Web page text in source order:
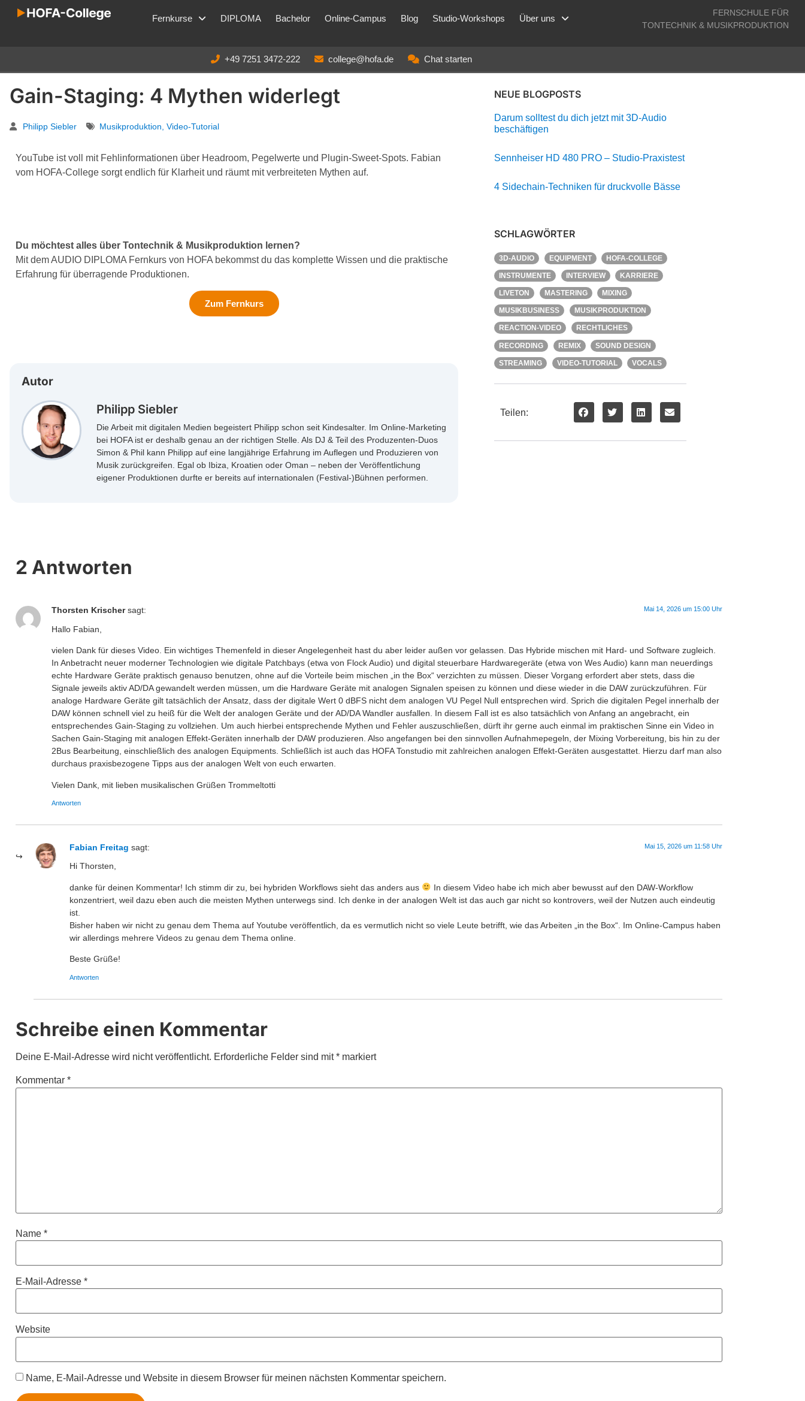
Fernkurse DIPLOMA Bachelor Online-Campus Blog Studio-Workshops Über uns
FERNSCHULE FÜR
TONTECHNIK & MUSIKPRODUKTION
+49 7251 3472-222 college@hofa.de Chat starten
Gain-Staging: 4 Mythen widerlegt
Philipp Siebler Musikproduktion Video-Tutorial
YouTube ist voll mit Fehlinformationen über Headroom, Pegelwerte und Plugin-Sweet-Spots. Fabian
vom HOFA-College sorgt endlich für Klarheit und räumt mit verbreiteten Mythen auf.
Du möchtest alles über Tontechnik & Musikproduktion lernen?
Mit dem AUDIO DIPLOMA Fernkurs von HOFA bekommst du das komplette Wissen und die praktische
Erfahrung für überragende Produktionen.
Zum Fernkurs
Autor
Philipp Siebler
Die Arbeit mit digitalen Medien begeistert Philipp schon seit Kindesalter. Im Online-Marketing
bei HOFA ist er deshalb genau an der richtigen Stelle. Als DJ & Teil des Produzenten-Duos
Simon & Phil kann Philipp auf eine langjährige Erfahrung im Auflegen und Produzieren von
Musik zurückgreifen. Egal ob Ibiza, Kroatien oder Oman – neben der Veröffentlichung
eigener Produktionen durfte er bereits auf internationalen (Festival-)Bühnen performen.
NEUE BLOGPOSTS
Darum solltest du dich jetzt mit 3D-Audio
beschäftigen
Sennheiser HD 480 PRO – Studio-Praxistest
4 Sidechain-Techniken für druckvolle Bässe
SCHLAGWÖRTER
3D-AUDIO EQUIPMENT HOFA-COLLEGE
INSTRUMENTE INTERVIEW KARRIERE
LIVETON MASTERING MIXING
MUSIKBUSINESS MUSIKPRODUKTION
REACTION-VIDEO RECHTLICHES
RECORDING REMIX SOUND DESIGN
STREAMING VIDEO-TUTORIAL VOCALS
Teilen:
2 Antworten
Thorsten Krischer sagt: Mai 14, 2026 um 15:00 Uhr
Hallo Fabian,
vielen Dank für dieses Video. Ein wichtiges Themenfeld in dieser Angelegenheit hast du aber leider außen vor gelassen. Das Hybride mischen mit Hard- und Software zugleich.
In Anbetracht neuer moderner Technologien wie digitale Patchbays (etwa von Flock Audio) und digital steuerbare Hardwaregeräte (etwa von Wes Audio) kann man neuerdings
echte Hardware Geräte praktisch genauso benutzen, ohne auf die Vorteile beim mischen „in the Box“ verzichten zu müssen. Dieser Vorgang erfordert aber stets, dass die
Signale jeweils aktiv AD/DA gewandelt werden müssen, um die Hardware Geräte mit analogen Signalen speisen zu können und diese wieder in die DAW zurückzuführen. Für
analoge Hardware Geräte gilt tatsächlich der Ansatz, dass der digitale Wert 0 dBFS nicht dem analogen VU Pegel Null entsprechen wird. Sprich die digitalen Pegel innerhalb der
DAW können schnell viel zu heiß für die Welt der analogen Geräte und der AD/DA Wandler ausfallen. In diesem Fall ist es also tatsächlich von Anfang an angebracht, ein
entsprechendes Gain-Staging zu vollziehen. Um auch hierbei entsprechende Mythen und Fehler auszuschließen, dürft ihr gerne auch einmal im praktischen Sinne ein Video in
Sachen Gain-Staging mit analogen Effekt-Geräten innerhalb der DAW produzieren. Also angefangen bei den sinnvollen Aufnahmepegeln, der Mixing Vorbereitung, bis hin zu der
2Bus Bearbeitung, einschließlich des analogen Equipments. Schließlich ist auch das HOFA Tonstudio mit zahlreichen analogen Effekt-Geräten ausgestattet. Hierzu darf man also
durchaus praxisbezogene Tipps aus der analogen Welt von euch erwarten.
Vielen Dank, mit lieben musikalischen Grüßen Trommeltotti
Antworten
Fabian Freitag sagt: Mai 15, 2026 um 11:58 Uhr
Hi Thorsten,
danke für deinen Kommentar! Ich stimm dir zu, bei hybriden Workflows sieht das anders aus
In diesem Video habe ich mich aber bewusst auf den DAW-Workflow
konzentriert, weil dazu eben auch die meisten Mythen unterwegs sind. Ich denke in der analogen Welt ist das auch gar nicht so kontrovers, weil der Nutzen auch eindeutig
ist.
Bisher haben wir nicht zu genau dem Thema auf Youtube veröffentlich, da es vermutlich nicht so viele Leute betrifft, wie das Arbeiten „in the Box“. Im Online-Campus haben
wir allerdings mehrere Videos zu genau dem Thema online.
Beste Grüße!
Antworten
Schreibe einen Kommentar
Deine E-Mail-Adresse wird nicht veröffentlicht. Erforderliche Felder sind mit* markiert
Kommentar *
Name *
E-Mail-Adresse *
Website
Name, E-Mail-Adresse und Website in diesem Browser für meinen nächsten Kommentar speichern.